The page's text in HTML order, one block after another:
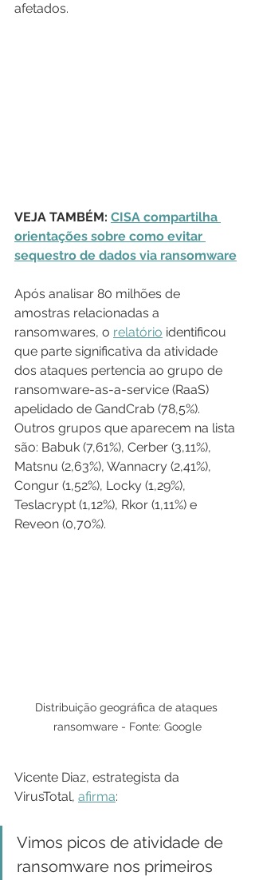
afetados.
VEJA TAMBÉM: CISA compartilha
orientações sobre como evitar
sequestro de dados via ransomware
Após analisar 80 milhões de
amostras relacionadas a
ransomwares, o relatório identificou
que parte significativa da atividade
dos ataques pertencia ao grupo de
ransomware-as-a-service (RaaS)
apelidado de GandCrab (78,5%).
Outros grupos que aparecem na lista
são: Babuk (7,61%), Cerber (3,11%),
Matsnu (2,63%), Wannacry (2,41%),
Congur (1,52%), Locky (1,29%),
Teslacrypt (1,12%), Rkor (1,11%) e
Reveon (0,70%).
Distribuição geográfica de ataques
ransomware - Fonte: Google
Vicente Diaz, estrategista da
VirusTotal, afirma:
Vimos picos de atividade de
ransomware nos primeiros